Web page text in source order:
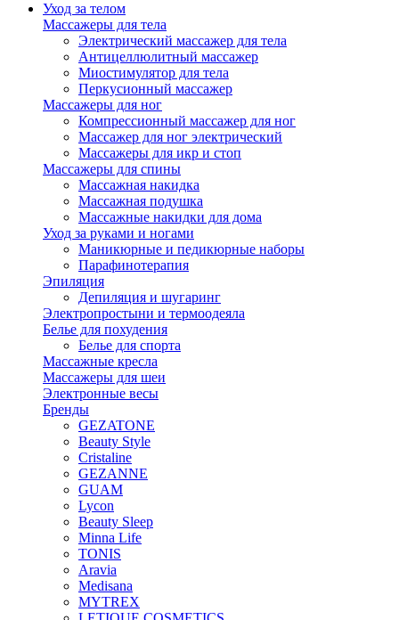
Уход за телом
Массажеры для тела
Электрический массажер для тела
Антицеллюлитный массажер
Миостимулятор для тела
Перкусионный массажер
Массажеры для ног
Компрессионный массажер для ног
Массажер для ног электрический
Массажеры для икр и стоп
Массажеры для спины
Массажная накидка
Массажная подушка
Массажные накидки для дома
Уход за руками и ногами
Маникюрные и педикюрные наборы
Парафинотерапия
Эпиляция
Депиляция и шугаринг
Электропростыни и термоодеяла
Белье для похудения
Белье для спорта
Массажные кресла
Массажеры для шеи
Электронные весы
Бренды
GEZATONE
Beauty Style
Cristaline
GEZANNE
GUAM
Lycon
Beauty Sleep
Minna Life
TONIS
Aravia
Medisana
MYTREX